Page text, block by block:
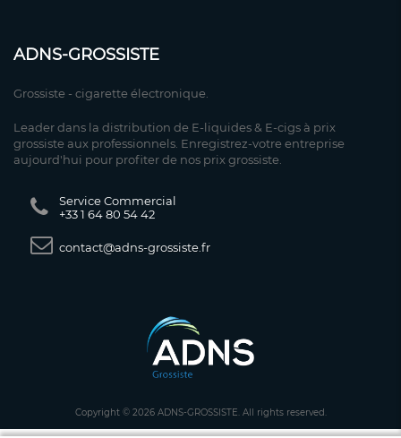
ADNS-GROSSISTE
Grossiste - cigarette électronique.
Leader dans la distribution de E-liquides & E-cigs à prix
grossiste aux professionnels. Enregistrez-votre entreprise
aujourd'hui pour profiter de nos prix grossiste.
Service Commercial
+33 1 64 80 54 42
contact@adns-grossiste.fr
Copyright © 2026 ADNS-GROSSISTE. All rights reserved.